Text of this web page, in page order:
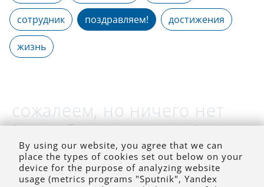
сотрудник поздравляем! достижения
жизнь
сожалеем, но ничего нет
(на выбранное время)
By using our website, you agree that we can
place the types of cookies set out below on your
device for the purpose of analyzing website
usage (metrics programs "Sputnik", Yandex